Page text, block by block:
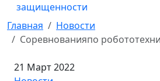
защищенности
Главная
Новости
Соревнованияпо
21 Март 2022